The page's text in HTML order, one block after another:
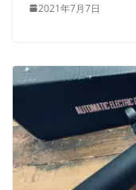
2021年7月7日